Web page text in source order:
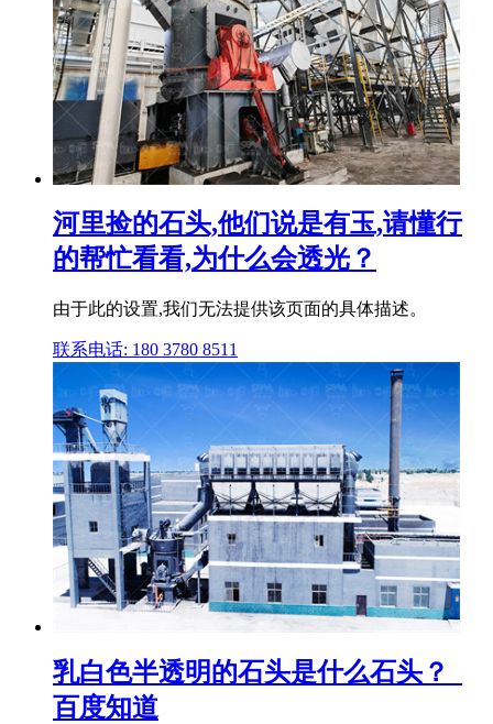
河里捡的石头,他们说是有玉,请懂行
的帮忙看看,为什么会透光？
由于此的设置,我们无法提供该页面的具体描述。
联系电话: 180 3780 8511
乳白色半透明的石头是什么石头？_
百度知道